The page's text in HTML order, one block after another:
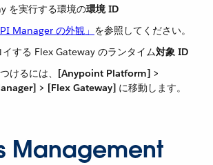
を実行する環境の​環境 ID
Manager の外観」 ​を参照してください。
する Flex Gateway のランタイム​対象 ID
けるには、​ [Anypoint Platform] >
> [Flex Gateway] ​ に移動します。
Management